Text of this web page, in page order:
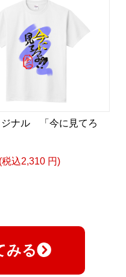
ジナル 「今に見てろ
込2,310 円)
みる